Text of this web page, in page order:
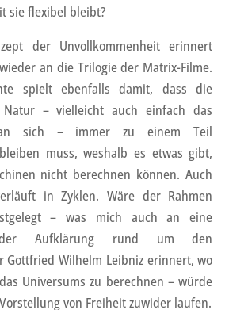
sie flexibel bleibt?
der Unvollkommenheit erinnert
an die Trilogie der Matrix-Filme.
spielt ebenfalls damit, dass die
Natur – vielleicht auch einfach das
an sich – immer zu einem Teil
muss, weshalb es etwas gibt,
nicht berechnen können. Auch
in Zyklen. Wäre der Rahmen
– was mich auch an eine
der Aufklärung rund um den
Gottfried Wilhelm Leibniz erinnert, wo
Universums zu berechnen – würde
von Freiheit zuwider laufen.